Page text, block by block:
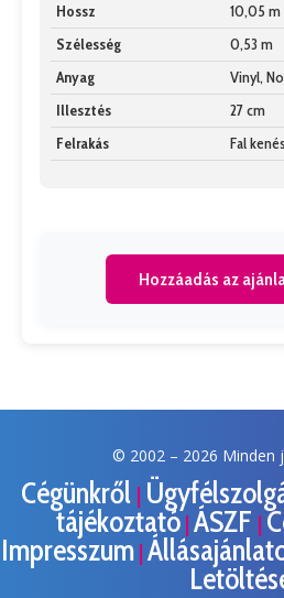
Hossz
10,05 m
Szélesség
0,53 m
Anyag
Vinyl,
Illesztés
27 cm
Felrakás
Fal
Hozzáadás az
© 2002 – 2026 Minden
Cégünkről |
tájékoztató | ÁSZF |
Impresszum|